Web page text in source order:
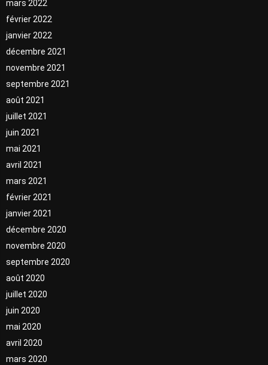
mars 2022
février 2022
janvier 2022
décembre 2021
novembre 2021
septembre 2021
août 2021
juillet 2021
juin 2021
mai 2021
avril 2021
mars 2021
février 2021
janvier 2021
décembre 2020
novembre 2020
septembre 2020
août 2020
juillet 2020
juin 2020
mai 2020
avril 2020
mars 2020